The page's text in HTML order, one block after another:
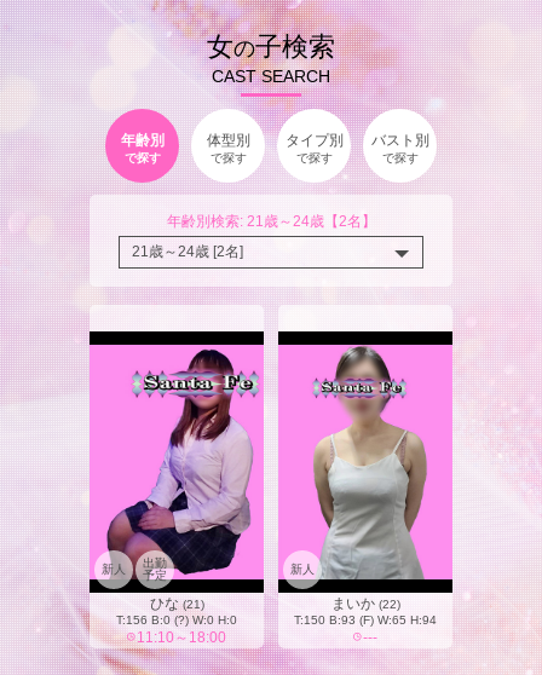
女の子検索
CAST SEARCH
年齢別
で探す
体型別
で探す
タイプ別
で探す
バスト別
で探す
年齢別検索: 21歳～24歳【2名】
新人
出勤
予定
ひな(21)
T:156 B:0 (?) W:0 H:0
11:10～18:00
新人
まいか (22)
T:150 B:93 (F) W:65 H:94
---